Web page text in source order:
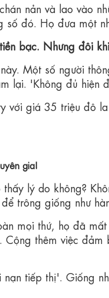
nản và lao vào
đó. Họ đưa một
bạc. Nhưng đôi
Một số người
lại. 'Không đủ hiện
với giá 35 triệu đô
gia!
lý do không?
trông giống như
mọi thứ, họ đã
thêm việc
tiếp thị'. Giống